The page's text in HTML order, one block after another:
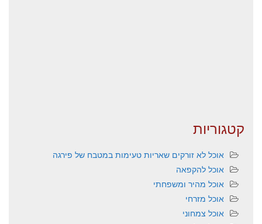
קטגוריות
אוכל לא זורקים שאריות טעימות במטבח של פירגה
אוכל להקפאה
אוכל מהיר ומשפחתי
אוכל מזרחי
אוכל צמחוני